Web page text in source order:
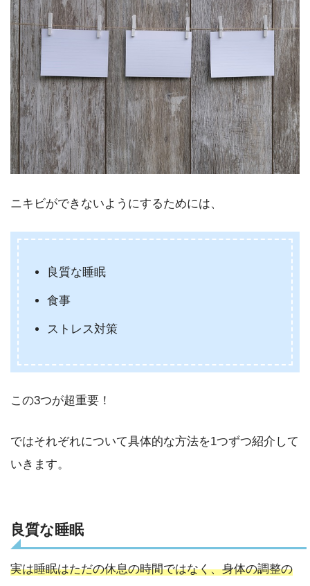
ニキビができないようにするためには、
良質な睡眠
食事
ストレス対策
この3つが超重要！
ではそれぞれについて具体的な方法を1つずつ紹介して
いきます。
良質な睡眠
実は睡眠はただの休息の時間ではなく、身体の調整の